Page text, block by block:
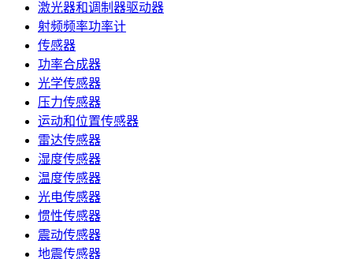
激光器和调制器驱动器
射频频率功率计
传感器
功率合成器
光学传感器
压力传感器
运动和位置传感器
雷达传感器
湿度传感器
温度传感器
光电传感器
惯性传感器
震动传感器
地震传感器